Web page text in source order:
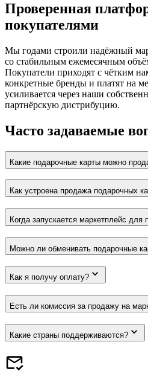
Проверенная
покупателями
Мы годами строили надёжный
со стабильным ежемесячным
Покупатели приходят с чётким
конкретные бренды и платят на
усиливается через наши
партнёрскую дистрибуцию.
Часто задаваемые
Какие подарочные карты можно
Как устроена продажа подарочных
Когда запускается маркетплейс для
Можно ли обменивать подарочные
Как я получу оплату?
Есть ли комиссия за продажу на
Какие страны поддерживаются?